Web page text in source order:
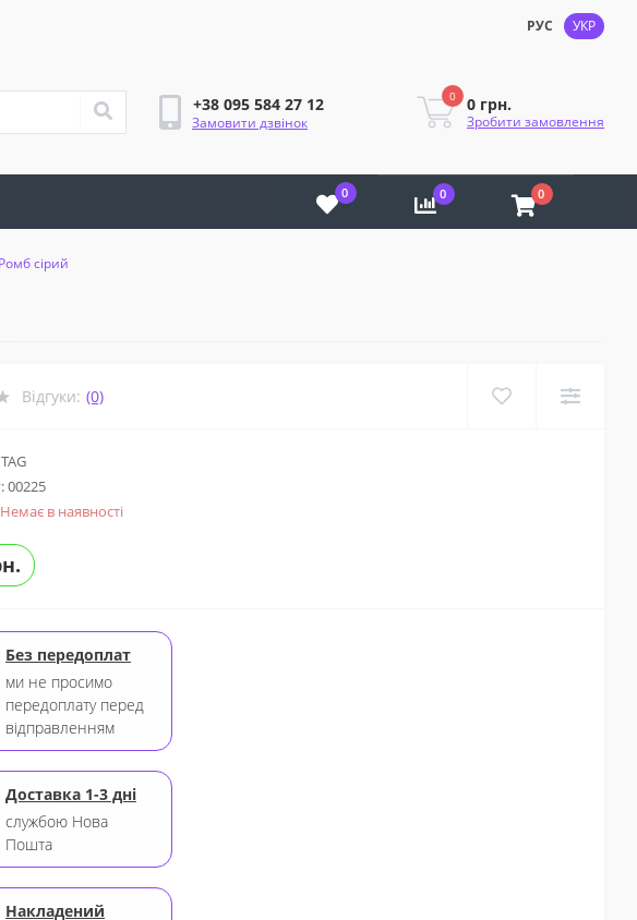
РУС УКР
+38 095 584 27 12
Замовити дзвінок
0 0 грн.
Зробити замовлення
0 0 0
сірий
Відгуки: (0)
00225
Немає в наявності
Без передоплат
ми не просимо
передоплату перед
відправленням
Доставка 1-3 дні
службою Нова
Пошта
Накладений